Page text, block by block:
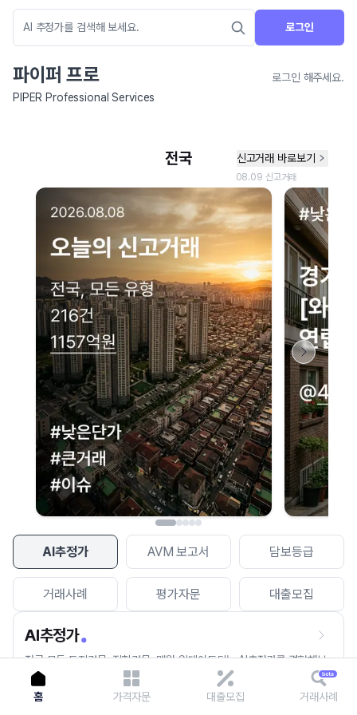
로그인
파이퍼 프로
로그인 해주세요.
PIPER Professional Services
AI추정가 AVM 보고서 담보등급
거래사례 평가자문 대출모집
AI추정가
전국 모든 토지건물, 집합건물, 매월 업데이트되는 AI추정가를 경험해보
세요.
네이버 지도 연결 안내
현재 네이버 지도 연결이 원활하지 않아 지도를 불러올 수 없습니다.
이용에 불편을 드려 죄송합니다.
다시 시도
홈 가격자문 대출모집 거래사례